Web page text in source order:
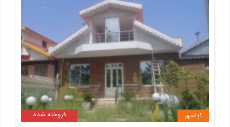
فروخته شده
کیاشهر